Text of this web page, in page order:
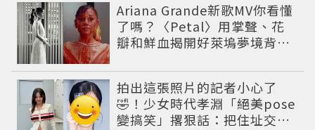
Ariana Grande新歌MV你看懂
了嗎？〈Petal〉用掌聲、花
瓣和鮮血揭開好萊塢夢境背後
拍出這張照片的記者小心了
🤣！少女時代孝淵「絕美pose
變搞笑」撂狠話：把住址交出